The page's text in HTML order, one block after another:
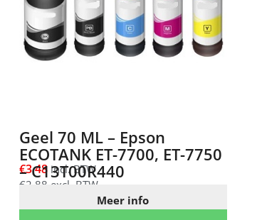
Geel 70 ML – Epson
ECOTANK ET-7700, ET-7750
– C13T00R440
€3,48incl. BTW
€2,88 excl. BTW
Meer info